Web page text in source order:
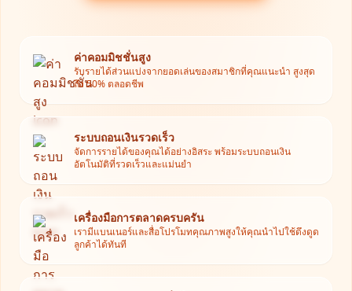
ค่าคอมมิชชั่นสูง
รับรายได้ส่วนแบ่งจากยอดเล่นของสมาชิกที่คุณแนะนำ สูงสุด
ถึง 50% ตลอดชีพ
ระบบถอนเงินรวดเร็ว
จัดการรายได้ของคุณได้อย่างอิสระ พร้อมระบบถอนเงิน
อัตโนมัติที่รวดเร็วและแม่นยำ
เครื่องมือการตลาดครบครัน
เรามีแบนเนอร์และสื่อโปรโมทคุณภาพสูงให้คุณนำไปใช้ดึงดูด
ลูกค้าได้ทันที